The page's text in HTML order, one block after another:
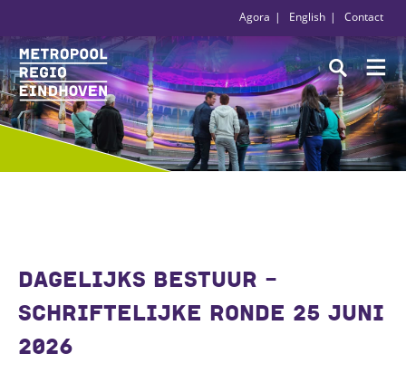
Agora English Contact
DAGELIJKS BESTUUR -
SCHRIFTELIJKE RONDE 25 JUNI
2026